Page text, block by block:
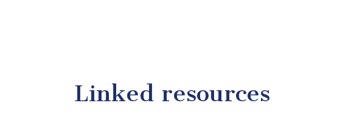
Linked resources